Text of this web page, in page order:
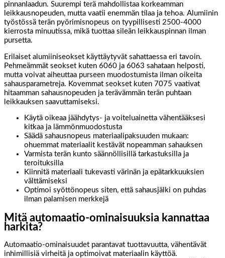
pinnanlaadun. Suurempi terä mahdollistaa korkeamman
leikkausnopeuden, mutta vaatii enemmän tilaa ja tehoa. Alumiinin
työstössä terän pyörimisnopeus on tyypillisesti 2500-4000
kierrosta minuutissa, mikä tuottaa sileän leikkauspinnan ilman
pursetta.
Erilaiset alumiiniseokset käyttäytyvät sahattaessa eri tavoin.
Pehmeämmät seokset kuten 6060 ja 6063 sahataan helposti,
mutta voivat aiheuttaa purseen muodostumista ilman oikeita
sahausparametreja. Kovemmat seokset kuten 7075 vaativat
hitaamman sahausnopeuden ja terävämmän terän puhtaan
leikkauksen saavuttamiseksi.
Käytä oikeaa jäähdytys- ja voiteluainetta vähentääksesi
kitkaa ja lämmönmuodostusta
Säädä sahausnopeus materiaalipaksuuden mukaan:
ohuemmat materiaalit kestävät nopeamman sahauksen
Varmista terän kunto säännöllisillä tarkastuksilla ja
teroituksilla
Kiinnitä materiaali tukevasti värinän ja epätarkkuuksien
välttämiseksi
Optimoi syöttönopeus siten, että sahausjälki on puhdas
ilman palamisen merkkejä
Mitä automaatio-ominaisuuksia kannattaa
harkita?
Automaatio-ominaisuudet parantavat tuottavuutta, vähentävät
inhimillisiä virheitä ja optimoivat materiaalin käyttöä.